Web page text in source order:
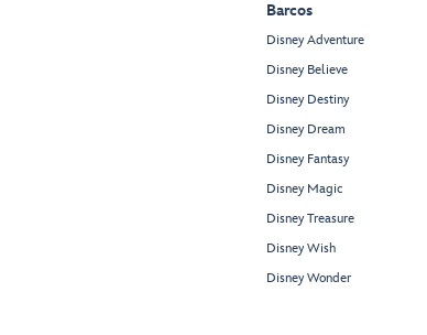
Barcos
Disney Adventure
Disney Believe
Disney Destiny
Disney Dream
Disney Fantasy
Disney Magic
Disney Treasure
Disney Wish
Disney Wonder